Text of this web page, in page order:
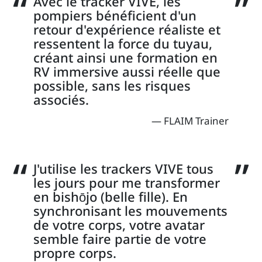
pompiers bénéficient d'un
retour d'expérience réaliste et
ressentent la force du tuyau,
créant ainsi une formation en
RV immersive aussi réelle que
possible, sans les risques
associés.
FLAIM Trainer
J'utilise les trackers VIVE tous
les jours pour me transformer
en bishōjo (belle fille). En
synchronisant les mouvements
de votre corps, votre avatar
semble faire partie de votre
propre corps.